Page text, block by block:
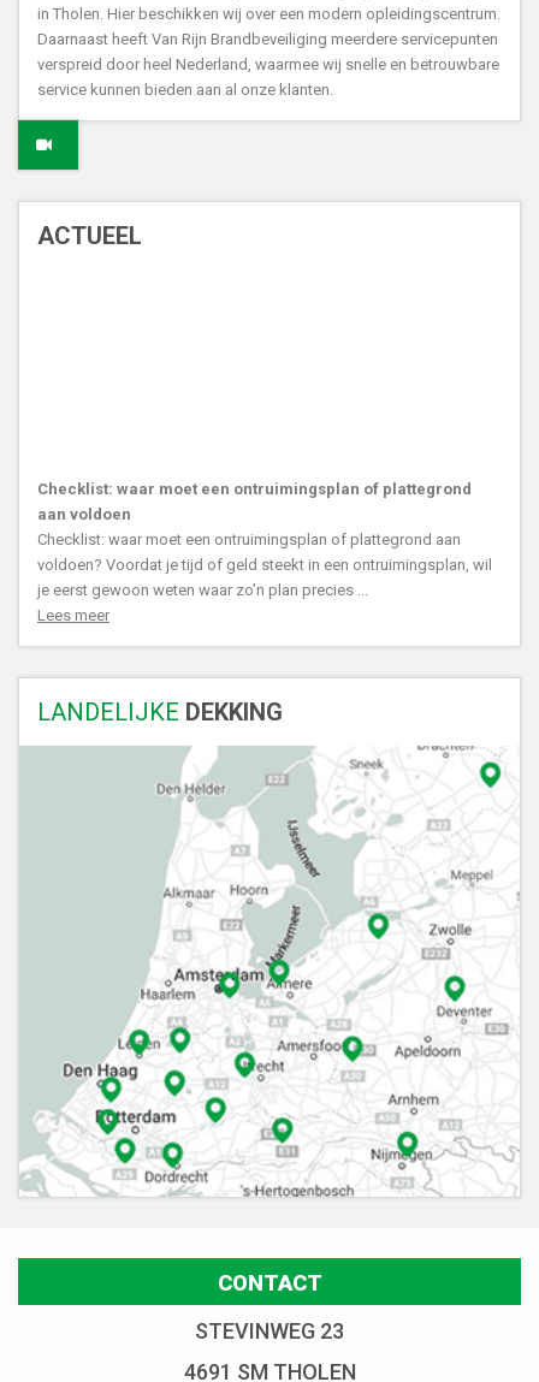
in Tholen. Hier beschikken wij over een modern opleidingscentrum.
Daarnaast heeft Van Rijn Brandbeveiliging meerdere servicepunten
verspreid door heel Nederland, waarmee wij snelle en betrouwbare
service kunnen bieden aan al onze klanten.
ACTUEEL
Checklist: waar moet een ontruimingsplan of plattegrond
aan voldoen
Checklist: waar moet een ontruimingsplan of plattegrond aan
voldoen? Voordat je tijd of geld steekt in een ontruimingsplan, wil
je eerst gewoon weten waar zo’n plan precies ...
Lees meer
LANDELIJKE DEKKING
CONTACT
STEVINWEG 23
4691 SM THOLEN